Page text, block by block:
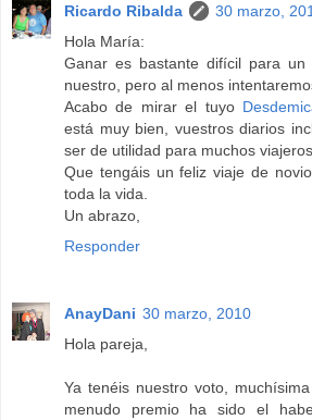
Ricardo Ribalda
30 marzo,
Hola María:
Ganar es bastante difícil para
nuestro, pero al menos
Acabo de mirar el tuyo
está muy bien, vuestros diarios
ser de utilidad para muchos viajeros.
Que tengáis un feliz viaje de
toda la vida.
Un abrazo,
Responder
AnayDani 30 marzo, 2010
Hola pareja,
Ya tenéis nuestro voto,
menudo premio ha sido el